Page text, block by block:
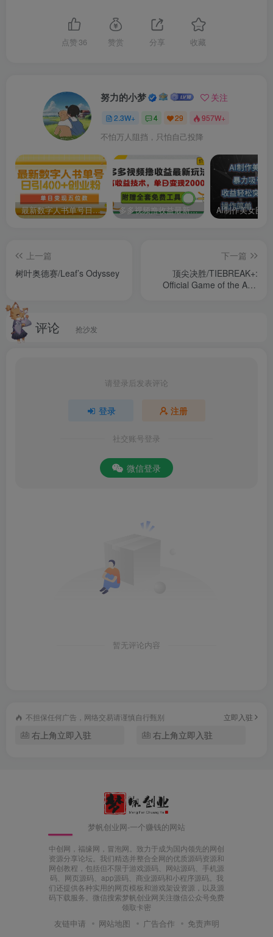
点赞 36 赞赏 分享 收藏
努力的小梦 关注
2.3W+ 4 29 957W+
不怕万人阻挡，只怕自己投降
最新数字人书单号日400+创业粉，单日变现五位数，市面卖5980附软件和详… 多多视频撸收益最新玩法，高收益技术，单日变现2000+，附赠全套技术资料
上一篇
树叶奥德赛/Leaf’s Odyssey
下一篇
顶尖决胜/TIEBREAK+:
Official Game of the ATP
评论 抢沙发
请登录后发表评论
登录 注册
社交账号登录
微信登录
暂无评论内容
不担保任何广告，网络交易请谨慎自行甄别 立即入驻
右上角立即入驻 右上角立即入驻
梦帆创业网-一个赚钱的网站
中创网，福缘网，冒泡网。致力于成为国内领先的网创
资源分享论坛。我们精选并整合全网的优质源码资源和
网创教程，包括但不限于游戏源码、网站源码、手机源
码、网页源码、app源码、商业源码和小程序源码。我
们还提供各种实用的网页模板和游戏架设资源，以及源
码下载服务。微信搜索梦帆创业网关注微信公众号免费
领取卡密
友链申请 网站地图 广告合作 免责声明